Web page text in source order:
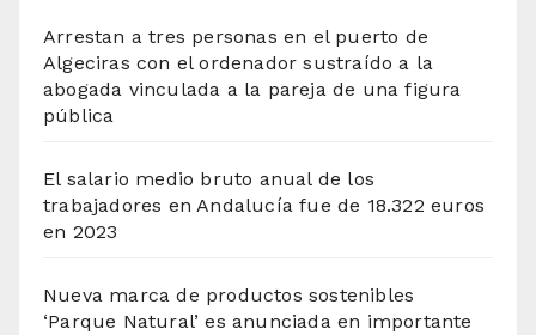
Arrestan a tres personas en el puerto de
Algeciras con el ordenador sustraído a la
abogada vinculada a la pareja de una figura
pública
El salario medio bruto anual de los
trabajadores en Andalucía fue de 18.322 euros
en 2023
Nueva marca de productos sostenibles
‘Parque Natural’ es anunciada en importante